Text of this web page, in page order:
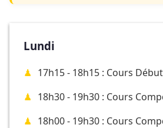
Lundi
17h15 - 18h15 : Cours
18h30 - 19h30 : Cours
18h00 - 19h30 : Cours